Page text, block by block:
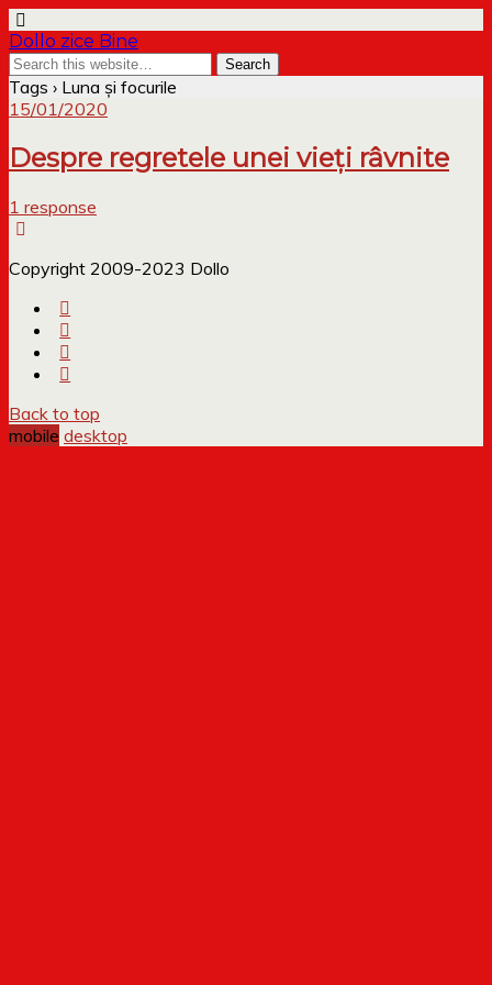
Dollo zice Bine
Tags › Luna și focurile
15/01/2020
Despre regretele unei vieți râvnite
1 response
Copyright 2009-2023 Dollo
Back to top
mobile desktop